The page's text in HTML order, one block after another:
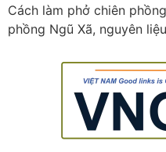
Cách làm phở chiên
phồng Ngũ Xã, nguyên liệu